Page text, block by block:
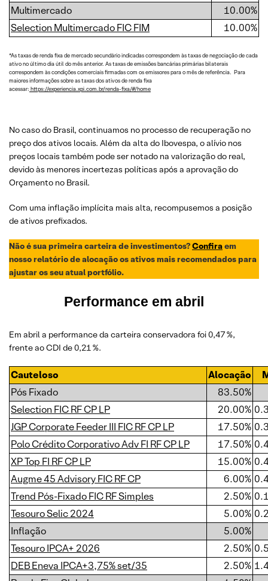
Multimercado
10.00%
Selection Multimercado FIC FIM
10.00%
*As taxas de renda fixa de mercado secundário indicadas correspondem às taxas de negociação de cada
ativo no último dia útil do mês anterior. As taxas de emissões bancárias primárias bilaterais
correspondem às condições comerciais firmadas com os emissores para o mês de referência. Para
maiores informações sobre as taxas dos ativos de renda fixa
acessar: https://experiencia.xpi.com.br/renda-fixa/#/home
No caso do Brasil, continuamos no processo de recuperação no
preço dos ativos locais. Além da alta do Ibovespa, o alívio nos
preços locais também pode ser notado na valorização do real,
devido às menores incertezas políticas após a aprovação do
Orçamento no Brasil.
Com uma inflação implícita mais alta, recompusemos a posição
de ativos prefixados.
Não é sua primeira carteira de investimentos?Confiraem
nosso relatório de alocação os ativos mais recomendados para
ajustar os seu atual portfólio.
Performance em abril
Em abril a performance da carteira conservadora foi 0,47 %,
frente ao CDI de 0,21 %.
Cauteloso Alocação
Pós Fixado
83.50%
Selection FIC RF CP LP
20.00%
JGP Corporate Feeder III FIC RF CP LP
17.50%
Polo Crédito Corporativo Adv FI RF CP LP
17.50%
XP Top FI RF CP LP
15.00%
Augme 45 Advisory FIC RF CP
6.00%
Trend Pós-Fixado FIC RF Simples
2.50%
Tesouro Selic 2024
5.00%
Inflação
5.00%
Tesouro IPCA+ 2026
2.50%
DEB Eneva IPCA+3,75% set/35
2.50%